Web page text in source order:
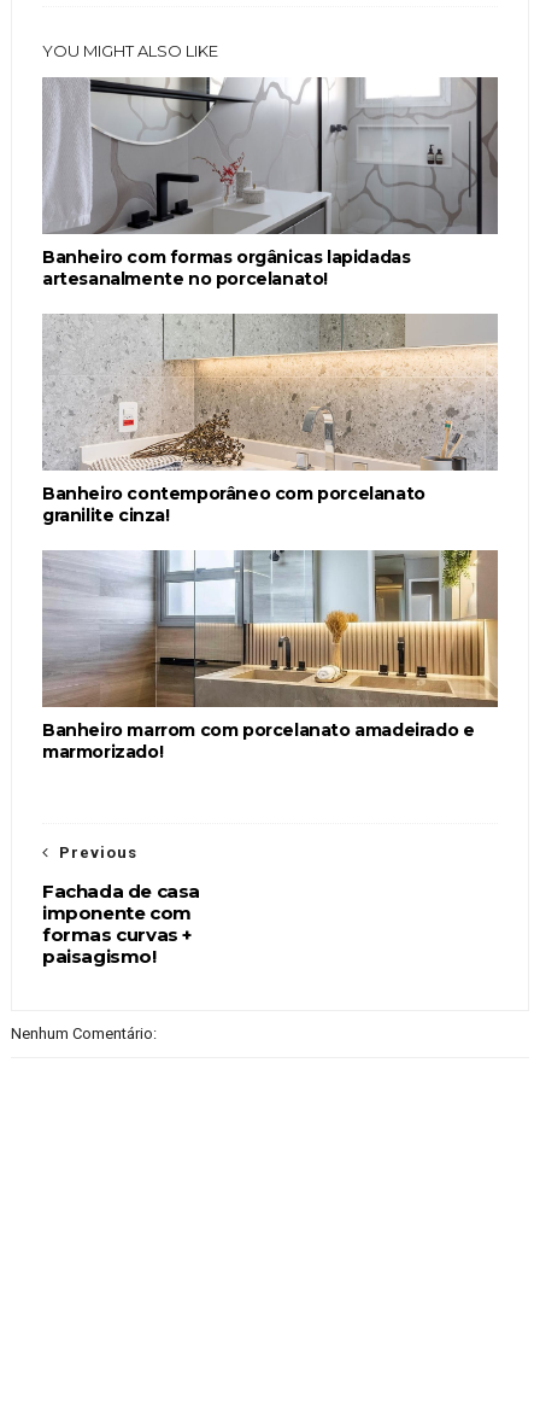
YOU MIGHT ALSO LIKE
Banheiro com formas orgânicas lapidadas
artesanalmente no porcelanato!
Banheiro contemporâneo com porcelanato
granilite cinza!
Banheiro marrom com porcelanato amadeirado e
marmorizado!
Previous
Fachada de casa
imponente com
formas curvas +
paisagismo!
Nenhum Comentário: